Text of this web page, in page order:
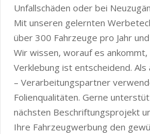
Unfallschäden oder bei
Mit unseren gelernten
über 300 Fahrzeuge pro Jahr
Wir wissen, worauf es
Verklebung ist entscheidend.
– Verarbeitungspartner
Folienqualitäten. Gerne
nächsten Beschriftungsprojekt
Ihre Fahrzeugwerbung den